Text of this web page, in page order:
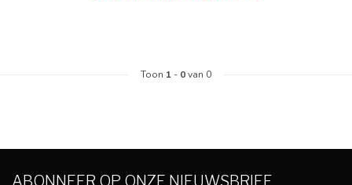
Toon 1 - 0van 0
ABONNEER OP ONZE NIEUWSBRIEF